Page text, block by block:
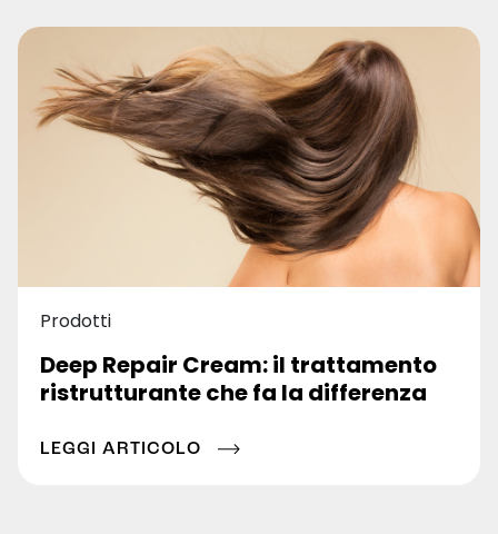
Prodotti
Deep Repair Cream: il trattamento
ristrutturante che fa la differenza
LEGGI ARTICOLO